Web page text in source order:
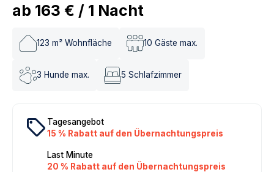
ab 163 € / 1 Nacht
123 m² Wohnfläche 10 Gäste max.
3 Hunde max. 5 Schlafzimmer
local_offer Tagesangebot
15 % Rabatt auf den Übernachtungspreis
Last Minute
20 % Rabatt auf den Übernachtungspreis